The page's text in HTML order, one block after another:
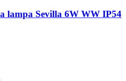
lampa Sevilla 6W WW IP54